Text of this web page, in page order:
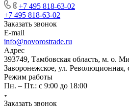
+7 495 818-63-02
+7 495 818-63-02
Заказать звонок
E-mail
info@novorostrade.ru
Адрес
393749, Тамбовская область, м. о.
Заворонежское, ул. Революционная,
Режим работы
Пн. – Пт.: с 9:00 до 18:00
Заказать звонок